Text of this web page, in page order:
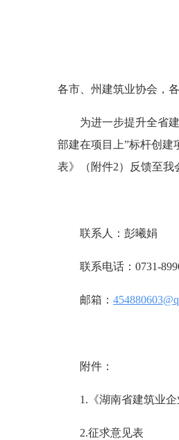
各市、州建筑业协会，
为进一步提升全省建
部建在项目上”标杆创建
表》（附件2）反馈至我
联系人：彭曦娟
联系电话：0731-
邮箱：
附件：
1.《湖南省建筑业企业
2.征求意见表